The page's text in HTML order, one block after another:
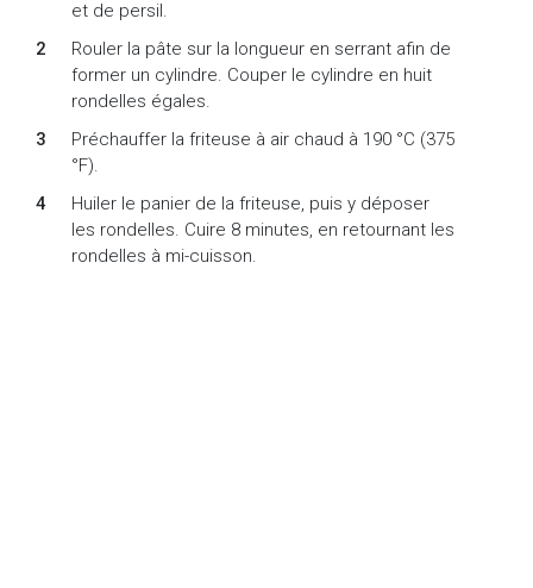
et de persil.
Rouler la pâte sur la longueur en serrant afin de
former un cylindre. Couper le cylindre en huit
rondelles égales.
Préchauffer la friteuse à air chaud à 190 °C (375
°F).
Huiler le panier de la friteuse, puis y déposer
les rondelles. Cuire 8 minutes, en retournant les
rondelles à mi-cuisson.